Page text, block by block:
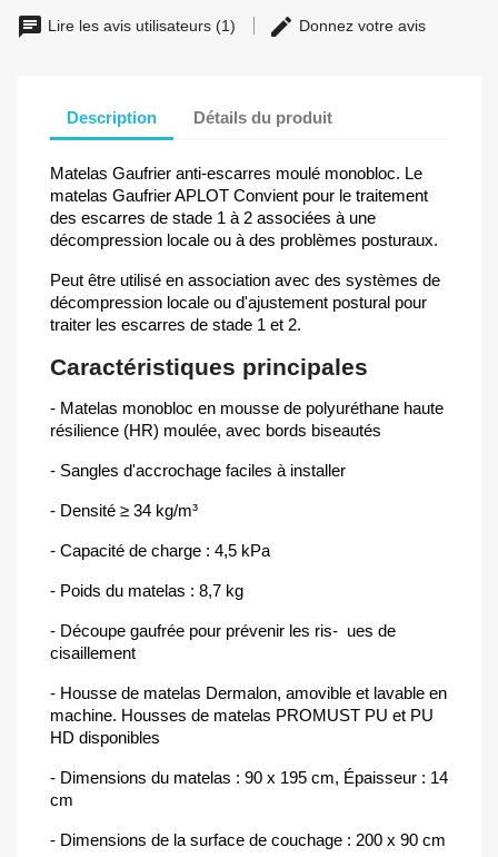
Lire les avis utilisateurs (1) Donnez votre avis
Description Détails du produit
Matelas Gaufrier anti-escarres moulé monobloc. Le
matelas Gaufrier APLOT Convient pour le traitement
des escarres de stade 1 à 2 associées à une
décompression locale ou à des problèmes posturaux.
Peut être utilisé en association avec des systèmes de
décompression locale ou d'ajustement postural pour
traiter les escarres de stade 1 et 2.
Caractéristiques principales
- Matelas monobloc en mousse de polyuréthane haute
résilience (HR) moulée, avec bords biseautés
- Sangles d'accrochage faciles à installer
- Densité ≥ 34 kg/m³
- Capacité de charge : 4,5 kPa
- Poids du matelas : 8,7 kg
- Découpe gaufrée pour prévenir les ris- ues de
cisaillement
- Housse de matelas Dermalon, amovible et lavable en
machine. Housses de matelas PROMUST PU et PU
HD disponibles
- Dimensions du matelas : 90 x 195 cm, Épaisseur : 14
cm
- Dimensions de la surface de couchage : 200 x 90 cm